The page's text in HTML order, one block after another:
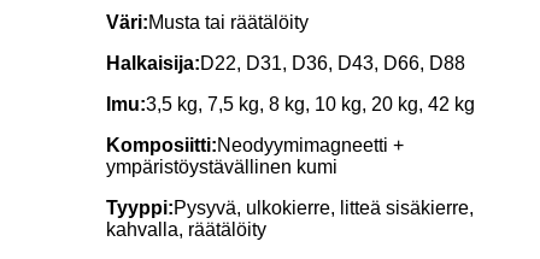
Väri:Musta tai räätälöity
Halkaisija:D22, D31, D36, D43, D66, D88
Imu:3,5 kg, 7,5 kg, 8 kg, 10 kg, 20 kg, 42 kg
Komposiitti:Neodyymimagneetti +
ympäristöystävällinen kumi
Tyyppi:Pysyvä, ulkokierre, litteä sisäkierre,
kahvalla, räätälöity